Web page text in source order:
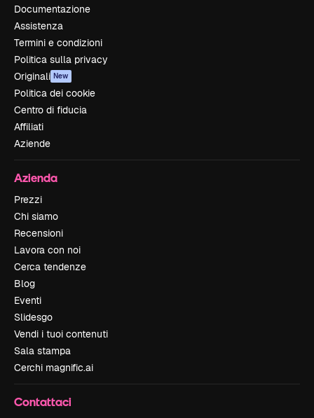
Documentazione
Assistenza
Termini e condizioni
Politica sulla privacy
Originali New
Politica dei cookie
Centro di fiducia
Affiliati
Aziende
Azienda
Prezzi
Chi siamo
Recensioni
Lavora con noi
Cerca tendenze
Blog
Eventi
Slidesgo
Vendi i tuoi contenuti
Sala stampa
Cerchi magnific.ai
Contattaci